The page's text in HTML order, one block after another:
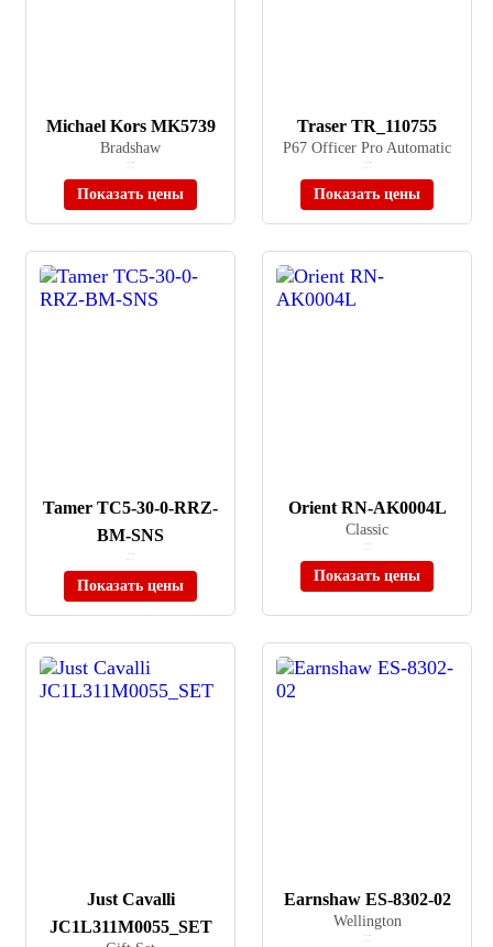
Michael Kors MK5739
Bradshaw
Показать цены
Traser TR_110755
P67 Officer Pro Automatic
Показать цены
Tamer TC5-30-0-RRZ-
BM-SNS
Показать цены
Orient RN-AK0004L
Classic
Показать цены
Just Cavalli
JC1L311M0055_SET
Earnshaw ES-8302-02
Wellington